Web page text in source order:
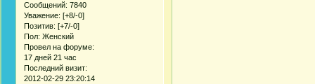
Сообщений: 7840
Уважение: [+8/-0]
Позитив: [+7/-0]
Пол: Женский
Провел на форуме:
17 дней 21 час
Последний визит:
2012-02-29 23:20:14